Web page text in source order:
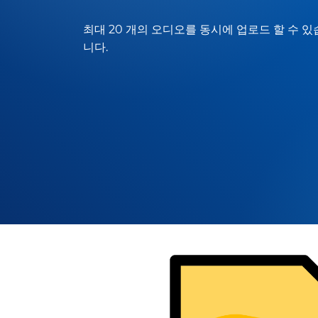
최대 20 개의 오디오를 동시에 업로드 할 수 있
니다.